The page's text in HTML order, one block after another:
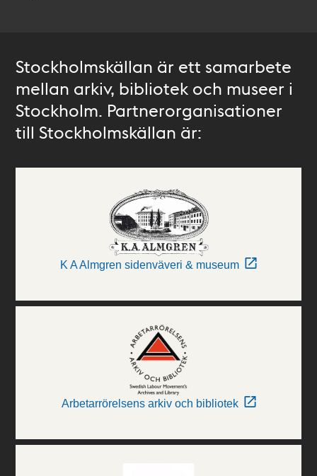
Stockholmskällan är ett samarbete
mellan arkiv, bibliotek och museer i
Stockholm. Partnerorganisationer
till Stockholmskällan är:
K A Almgren sidenväveri & museum
Arbetarrörelsens arkiv och bibliotek